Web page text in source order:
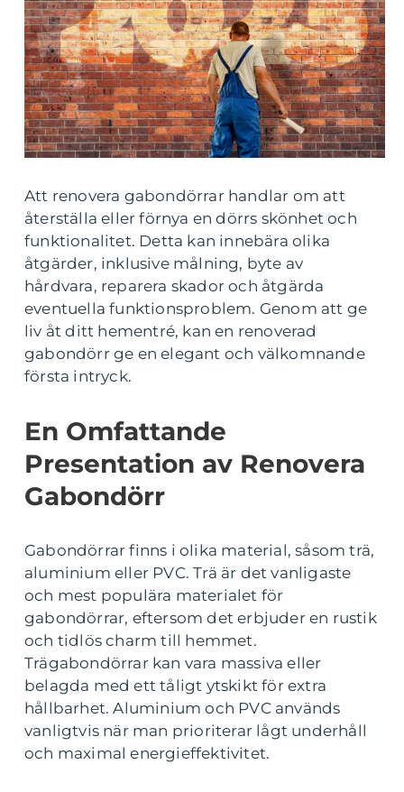
Att renovera gabondörrar handlar om att
återställa eller förnya en dörrs skönhet och
funktionalitet. Detta kan innebära olika
åtgärder, inklusive målning, byte av
hårdvara, reparera skador och åtgärda
eventuella funktionsproblem. Genom att ge
liv åt ditt hementré, kan en renoverad
gabondörr ge en elegant och välkomnande
första intryck.
En Omfattande
Presentation av Renovera
Gabondörr
Gabondörrar finns i olika material, såsom trä,
aluminium eller PVC. Trä är det vanligaste
och mest populära materialet för
gabondörrar, eftersom det erbjuder en rustik
och tidlös charm till hemmet.
Trägabondörrar kan vara massiva eller
belagda med ett tåligt ytskikt för extra
hållbarhet. Aluminium och PVC används
vanligtvis när man prioriterar lågt underhåll
och maximal energieffektivitet.